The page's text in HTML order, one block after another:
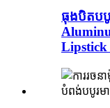
ធុងបិតបបូ
Lipstick